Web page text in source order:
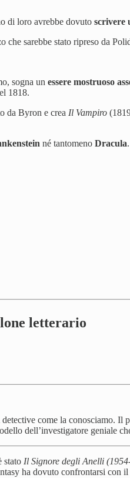
di loro avrebbe dovuto scrivere
che sarebbe stato ripreso da
sogna un essere mostruoso
1818.
da Byron e crea Il Vampiro
né tantomeno Dracula.
letterario
come la conosciamo. Il
dell’investigatore geniale
stato Il Signore degli Anelli
ha dovuto confrontarsi con il